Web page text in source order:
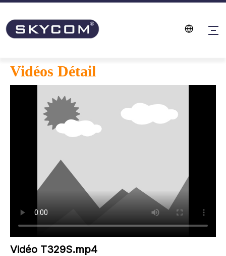
Vidéos Détail
Vidéo T329S.mp4